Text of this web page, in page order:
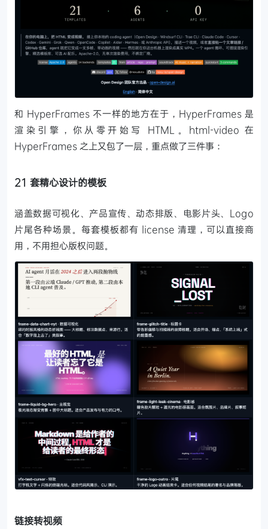
和 HyperFrames 不一样的地方在于，HyperFrames 是
渲染引擎，你从零开始写 HTML。html-video 在
HyperFrames 之上又包了一层，重点做了三件事：
21 套精心设计的模板
涵盖数据可视化、产品宣传、动态排版、电影片头、Logo
片尾各种场景。每套模板都有 license 清理，可以直接商
用，不用担心版权问题。
链接转视频